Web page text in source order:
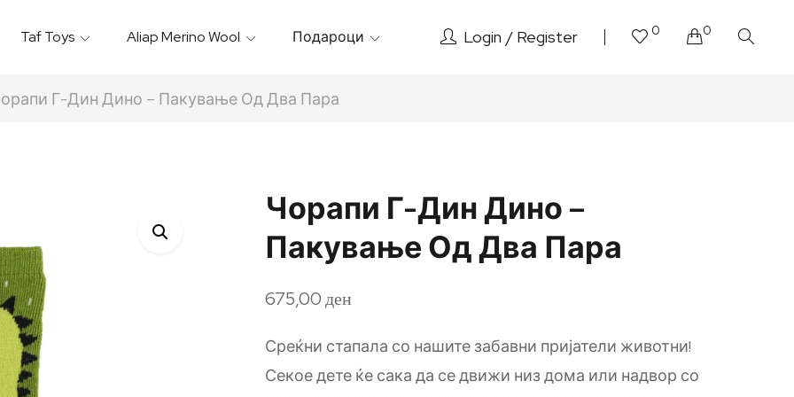
Taf Toys Aliap Merino Wool Подароци Login Register 0 0
Г-Дин Дино – Пакување Од Два Пара
Чорапи Г-Дин Дино –
Пакување Од Два Пара
675,00ден
Среќни стапала со нашите забавни пријатели животни!
Секое дете ќе сака да се движи низ дома или надвор со